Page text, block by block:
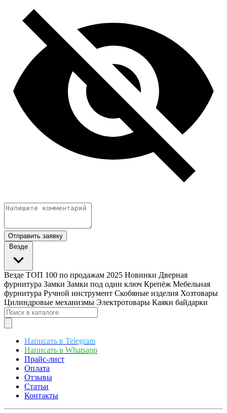
Отправить заявку
Везде
Везде ТОП 100 по продажам 2025 Новинки Дверная
фурнитура Замки Замки под один ключ Крепёж Мебельная
фурнитура Ручной инструмент Скобяные изделия Хозтовары
Цилиндровые механизмы Электротовары Каяки байдарки
Написать в Telegram
Написать в Whatsapp
Прайс-лист
Оплата
Отзывы
Статьи
Контакты